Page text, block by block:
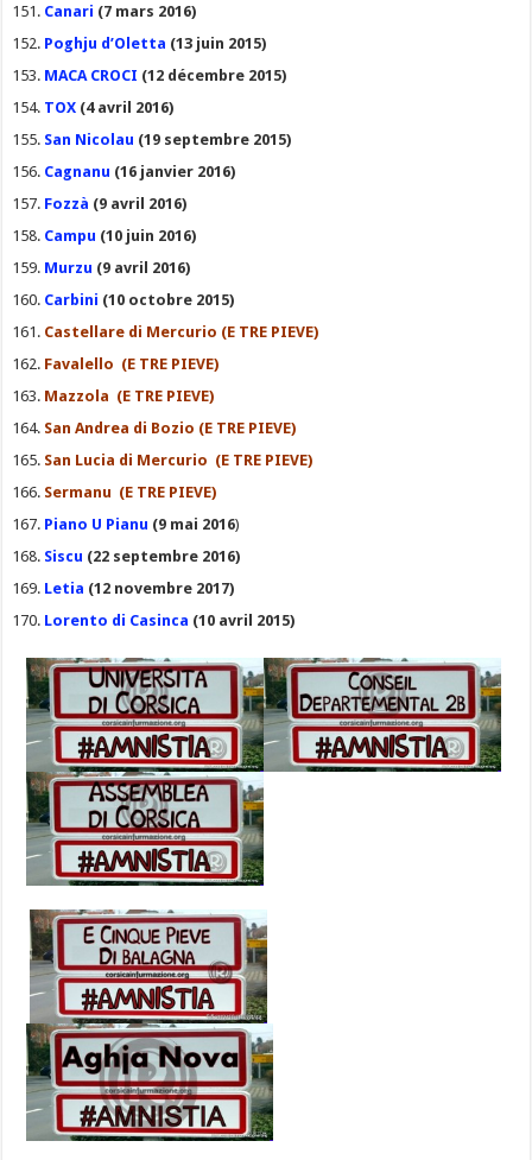
Canari (7 mars 2016)
Poghju d’Oletta (13 juin 2015)
MACA CROCI (12 décembre 2015)
TOX (4 avril 2016)
San Nicolau (19 septembre 2015)
Cagnanu (16 janvier 2016)
Fozzà (9 avril 2016)
Campu (10 juin 2016)
Murzu (9 avril 2016)
Carbini (10 octobre 2015)
Castellare di Mercurio (E TRE PIEVE)
Favalello (E TRE PIEVE)
Mazzola (E TRE PIEVE)
San Andrea di Bozio (E TRE PIEVE)
San Lucia di Mercurio (E TRE PIEVE)
Sermanu (E TRE PIEVE)
Piano U Pianu (9 mai 2016)
Siscu (22 septembre 2016)
Letia (12 novembre 2017)
Lorento di Casinca (10 avril 2015)